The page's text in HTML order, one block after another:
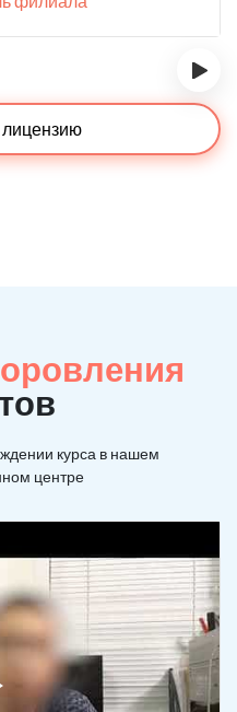
›
курса в нашем
центре